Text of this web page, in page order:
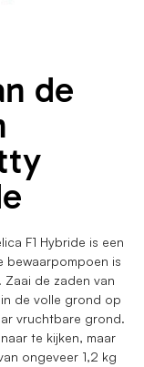
de
F1 Hybride is een
bewaarpompoen is
de zaden van
de volle grond op
vruchtbare grond.
te kijken, maar
ongeveer 1,2 kg